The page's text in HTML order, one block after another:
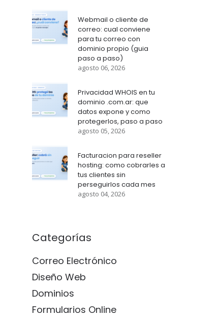
Webmail o cliente de
correo: cual conviene
para tu correo con
dominio propio (guia
paso a paso)
agosto 06, 2026
Privacidad WHOIS en tu
dominio .com.ar: que
datos expone y como
protegerlos, paso a paso
agosto 05, 2026
Facturacion para reseller
hosting: como cobrarles a
tus clientes sin
perseguirlos cada mes
agosto 04, 2026
Categorías
Correo Electrónico
Diseño Web
Dominios
Formularios Online